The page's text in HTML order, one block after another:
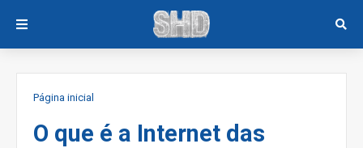
Página inicial
O que é a Internet das